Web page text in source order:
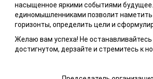
насыщенное яркими событиями
единомышленниками позволит
горизонты, определить цели и
Желаю вам успеха! Не останавливайтесь
достигнутом, дерзайте и стремитесь к